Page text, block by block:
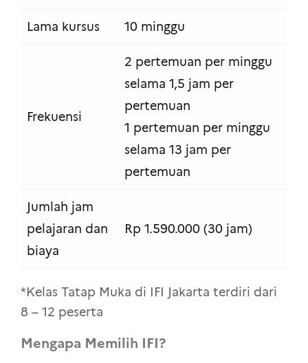
Lama kursus 10 minggu
Frekuensi
2 pertemuan per minggu
selama 1,5 jam per
pertemuan
1 pertemuan per minggu
selama 13 jam per
pertemuan
Jumlah jam
pelajaran dan
biaya
Rp 1.590.000 (30 jam)
*Kelas Tatap Muka di IFI Jakarta terdiri dari
8 – 12 peserta
Mengapa Memilih IFI?